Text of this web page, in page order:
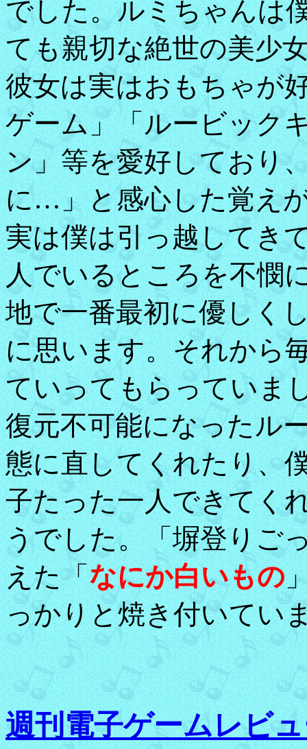
でした。ルミちゃんは
ても親切な絶世の美少
彼女は実はおもちゃが
ゲーム」「ルービック
ン」等を愛好しており
に…」と感心した覚え
実は僕は引っ越してき
人でいるところを不憫
地で一番最初に優しく
に思います。それから
ていってもらっていま
復元不可能になったル
態に直してくれたり、
子たった一人できてく
うでした。「塀登りご
えた「なにか白いもの
っかりと焼き付いてい
週刊電子ゲームレビ